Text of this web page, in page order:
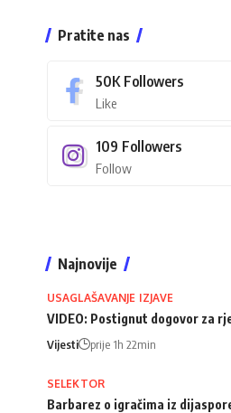
Pratite nas
50K Followers
Like
109 Followers
Follow
Najnovije
USAGLAŠAVANJE IZJAVE
VIDEO: Postignut dogovor za
Vijesti prije 1h 22min
SELEKTOR
Barbarez o igračima iz